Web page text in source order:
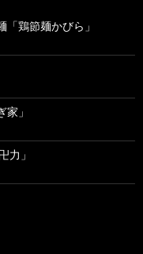
鶏節麺かびら」
」
力」